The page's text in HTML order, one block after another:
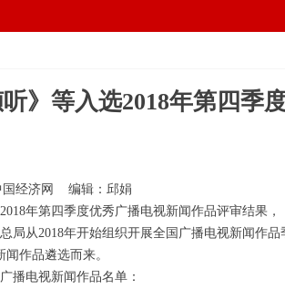
国经济网 编辑：邱娟
年第四季度优秀广播电视新闻作品评审结果
局从2018年开始组织开展全国广播电视新闻作
作品遴选而来。
电视新闻作品名单：
听》等入选2018年第四季